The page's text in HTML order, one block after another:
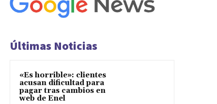
Últimas Noticias
«Es horrible»: clientes
acusan dificultad para
pagar tras cambios en
web de Enel